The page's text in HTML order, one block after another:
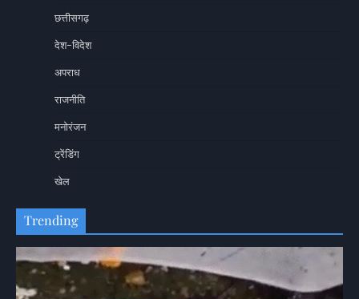
छत्तीसगढ़
देश-विदेश
अपराध
राजनीति
मनोरंजन
ट्रेंडिंग
खेल
Trending